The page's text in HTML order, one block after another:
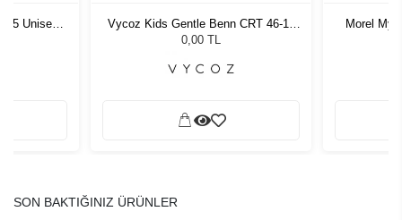
55 Unisex
Vycoz Kids Gentle Benn CRT 46-17
135
0,00 TL
Morel
SON BAKTIĞINIZ ÜRÜNLER